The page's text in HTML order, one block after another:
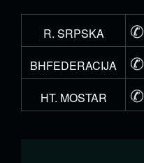
R. SRPSKA ✆
BHFEDERACIJA
✆
HT. MOSTAR
✆